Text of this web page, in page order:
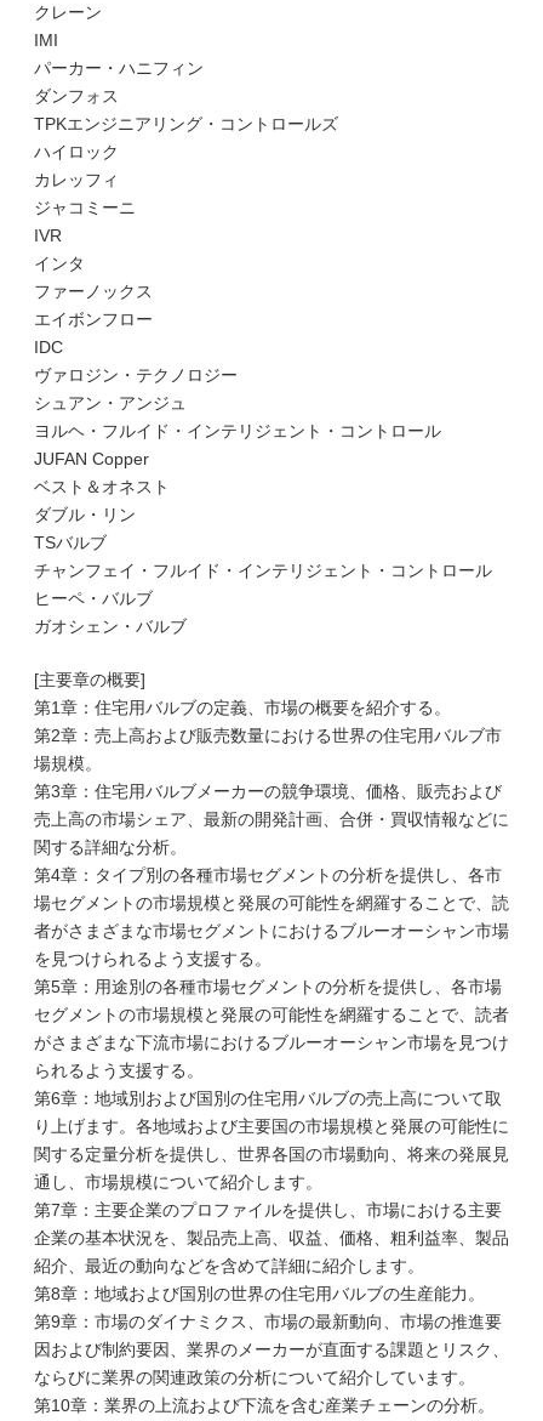
クレーン
IMI
パーカー・ハニフィン
ダンフォス
TPKエンジニアリング・コントロールズ
ハイロック
カレッフィ
ジャコミーニ
IVR
インタ
ファーノックス
エイボンフロー
IDC
ヴァロジン・テクノロジー
シュアン・アンジュ
ヨルヘ・フルイド・インテリジェント・コントロール
JUFAN Copper
ベスト＆オネスト
ダブル・リン
TSバルブ
チャンフェイ・フルイド・インテリジェント・コントロール
ヒーペ・バルブ
ガオシェン・バルブ
[主要章の概要]
第1章：住宅用バルブの定義、市場の概要を紹介する。
第2章：売上高および販売数量における世界の住宅用バルブ市
場規模。
第3章：住宅用バルブメーカーの競争環境、価格、販売および
売上高の市場シェア、最新の開発計画、合併・買収情報などに
関する詳細な分析。
第4章：タイプ別の各種市場セグメントの分析を提供し、各市
場セグメントの市場規模と発展の可能性を網羅することで、読
者がさまざまな市場セグメントにおけるブルーオーシャン市場
を見つけられるよう支援する。
第5章：用途別の各種市場セグメントの分析を提供し、各市場
セグメントの市場規模と発展の可能性を網羅することで、読者
がさまざまな下流市場におけるブルーオーシャン市場を見つけ
られるよう支援する。
第6章：地域別および国別の住宅用バルブの売上高について取
り上げます。各地域および主要国の市場規模と発展の可能性に
関する定量分析を提供し、世界各国の市場動向、将来の発展見
通し、市場規模について紹介します。
第7章：主要企業のプロファイルを提供し、市場における主要
企業の基本状況を、製品売上高、収益、価格、粗利益率、製品
紹介、最近の動向などを含めて詳細に紹介します。
第8章：地域および国別の世界の住宅用バルブの生産能力。
第9章：市場のダイナミクス、市場の最新動向、市場の推進要
因および制約要因、業界のメーカーが直面する課題とリスク、
ならびに業界の関連政策の分析について紹介しています。
第10章：業界の上流および下流を含む産業チェーンの分析。